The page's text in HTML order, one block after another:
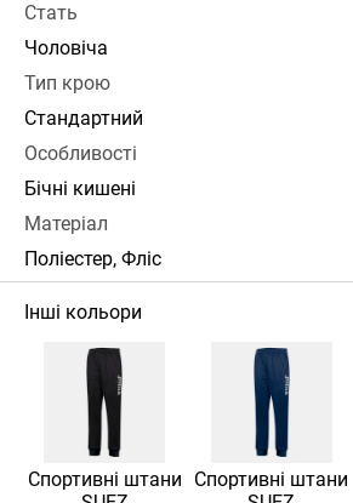
Стать
Чоловіча
Тип крою
Стандартний
Особливості
Бічні кишені
Матеріал
Поліестер, Фліс
Інші кольори
Спортивні штани
Спортивні штани